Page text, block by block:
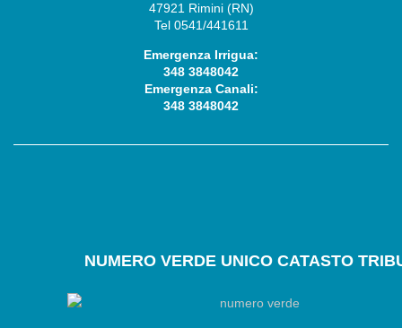
47921 Rimini (RN)
Tel 0541/441611
Emergenza Irrigua:
348 3848042
Emergenza Canali:
348 3848042
NUMEROVERDE UNICO CATASTO